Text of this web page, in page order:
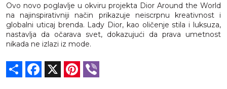
Ovo novo poglavlje u okviru projekta Dior Around the World
na najinspirativniji način prikazuje neiscrpnu kreativnost i
globalni uticaj brenda. Lady Dior, kao oličenje stila i luksuza,
nastavlja da očarava svet, dokazujući da prava umetnost
nikada ne izlazi iz mode.
Share Facebook Pinterest